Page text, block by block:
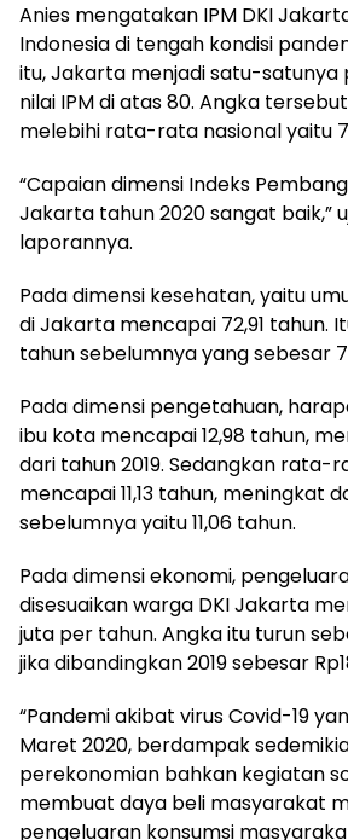
Anies mengatakan IPM DKI
Indonesia di tengah kondisi
itu, Jakarta menjadi satu-satunya
nilai IPM di atas 80. Angka
melebihi rata-rata nasional yaitu
“Capaian dimensi Indeks
Jakarta tahun 2020 sangat baik,”
laporannya.
Pada dimensi kesehatan, yaitu
di Jakarta mencapai 72,91 tahun.
tahun sebelumnya yang sebesar
Pada dimensi pengetahuan,
ibu kota mencapai 12,98 tahun,
dari tahun 2019. Sedangkan rata-
mencapai 11,13 tahun, meningkat
sebelumnya yaitu 11,06 tahun.
Pada dimensi ekonomi,
disesuaikan warga DKI Jakarta
juta per tahun. Angka itu turun
jika dibandingkan 2019 sebesar
“Pandemi akibat virus Covid-19
Maret 2020, berdampak
perekonomian bahkan kegiatan
membuat daya beli masyarakat
pengeluaran konsumsi